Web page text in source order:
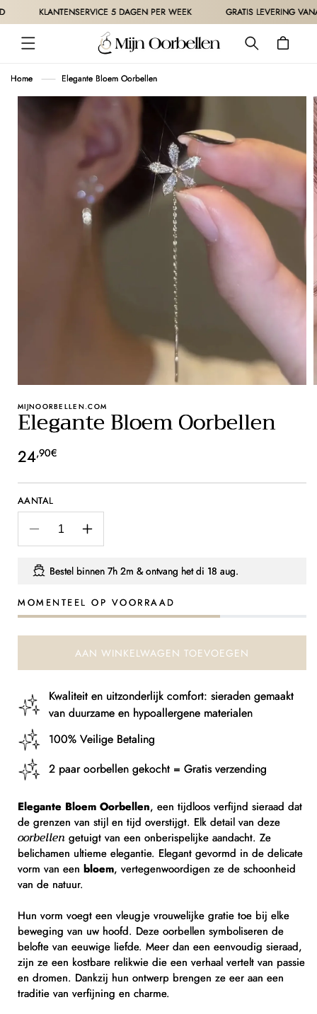
METEEN
NAAR DE
CONTENT
KLANTENSERVICE 5 DAGEN PER WEEK GRATIS LEVERING VANAF
Winkelwagen
Home Elegante Bloem Oorbellen
MIJNOORBELLEN.COM
Elegante Bloem Oorbellen
Normale
prijs
24,90€
AANTAL
Aantal
verlagen
voor
Elegante
Oorbellen
Aantal
verhogen
voor
Elegante
Oorbellen
Bestel binnen 7h 2m & ontvang hetdi 18 aug.
MOMENTEEL OP VOORRAAD
AAN WINKELWAGEN TOEVOEGEN
Kwaliteit en uitzonderlijk comfort: sieraden gemaakt
van duurzame en hypoallergene materialen
100% Veilige Betaling
2 paar oorbellen gekocht = Gratis verzending
Elegante Bloem Oorbellen, een tijdloos verfijnd sieraad dat
de grenzen van stijl en tijd overstijgt. Elk detail van deze
oorbellen getuigt van een onberispelijke aandacht. Ze
belichamen ultieme elegantie. Elegant gevormd in de delicate
vorm van een bloem, vertegenwoordigen ze de schoonheid
van de natuur.
Hun vorm voegt een vleugje vrouwelijke gratie toe bij elke
beweging van uw hoofd. Deze oorbellen symboliseren de
belofte van eeuwige liefde. Meer dan een eenvoudig sieraad,
zijn ze een kostbare relikwie die een verhaal vertelt van passie
en dromen. Dankzij hun ontwerp brengen ze eer aan een
traditie van verfijning en charme.